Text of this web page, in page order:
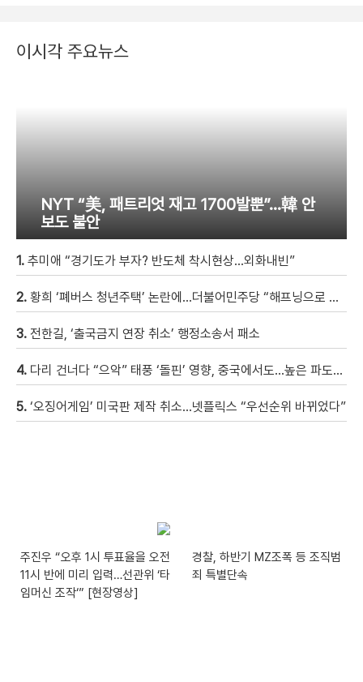
이시각 주요뉴스
NYT “美, 패트리엇 재고 1700발뿐”…韓 안
보도 불안
1. 추미애 “경기도가 부자? 반도체 착시현상…외화내빈”
2. 황희 ‘폐버스 청년주택’ 논란에…더불어민주당 “해프닝으로 봐줬으면 좋겠다”
3. 전한길, ‘출국금지 연장 취소’ 행정소송서 패소
4. 다리 건너다 “으악” 태풍 ‘돌핀’ 영향, 중국에서도…높은 파도에 휩쓸려 9세 아이 실종 [현장영상]
5. ‘오징어게임’ 미국판 제작 취소…넷플릭스 “우선순위 바뀌었다”
주진우 “오후 1시 투표율을 오전
11시 반에 미리 입력…선관위 ‘타
임머신 조작‘” [현장영상]
경찰, 하반기 MZ조폭 등 조직범
죄 특별단속